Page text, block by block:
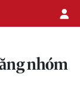
nhóm